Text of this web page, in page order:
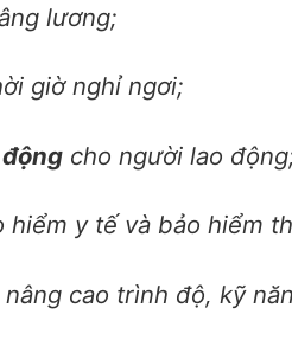
lương;
giờ nghỉ ngơi;
cho người lao
hiểm y tế và bảo hiểm
cao trình độ, kỹ